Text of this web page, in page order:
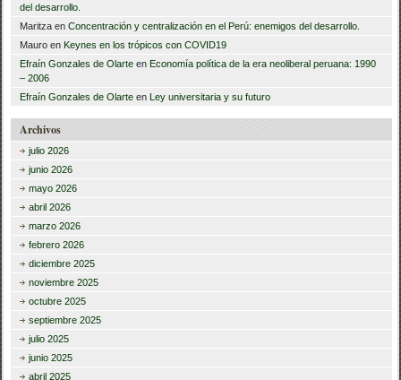
del desarrollo.
Maritza enConcentración y centralización en el Perú: enemigos del desarrollo.
Mauro en Keynes en los trópicos con COVID19
Efraín Gonzales de Olarte en Economía política de la era neoliberal peruana: 1990
– 2006
Efraín Gonzales de Olarte en Ley universitaria y su futuro
Archivos
julio 2026
junio 2026
mayo 2026
abril 2026
marzo 2026
febrero 2026
diciembre 2025
noviembre 2025
octubre 2025
septiembre 2025
julio 2025
junio 2025
abril 2025